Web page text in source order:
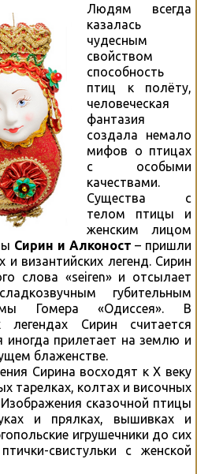
Людям всегда
казалась
чудесным
свойством
способность
птиц к полёту,
человеческая
фантазия
создала немало
мифов о птицах
с особыми
качествами.
Существа с
телом птицы и
женским лицом
Сирин и Алконост – пришли
и византийских легенд. Сирин
слова «seiren» и отсылает
губительным
Гомера «Одиссея». В
легендах Сирин считается
иногда прилетает на землю и
блаженстве.
Сирина восходят к X веку
тарелках, колтах и височных
сказочной птицы
и прялках, вышивках и
игрушечники до сих
свистульки с женской